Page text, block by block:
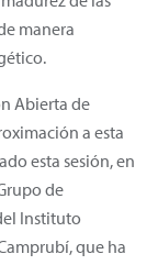
manera
Abierta de
a esta
esta sesión, en
de
Instituto
que ha